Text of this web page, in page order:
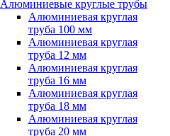
Алюминиевые круглые трубы
Алюминиевая круглая
труба 100 мм
Алюминиевая круглая
труба 12 мм
Алюминиевая круглая
труба 16 мм
Алюминиевая круглая
труба 18 мм
Алюминиевая круглая
труба 20 мм